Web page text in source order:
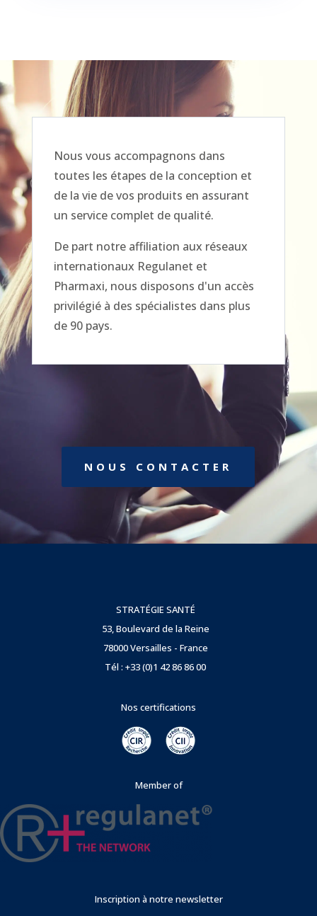
Nous vous accompagnons dans
toutes les étapes de la conception et
de la vie de vos produits en assurant
un service complet de qualité.
De part notre affiliation aux réseaux
internationaux Regulanet et
Pharmaxi, nous disposons d'un accès
privilégié à des spécialistes dans plus
de 90 pays.
NOUS CONTACTER
STRATÉGIE SANTÉ
53, Boulevard de la Reine
78000 Versailles - France
Tél : +33 (0)1 42 86 86 00
Nos certifications
Member of
Inscription à notre newsletter